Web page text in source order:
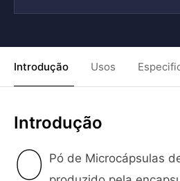
Introdução Usos
Introdução
O Pó de Microcápsulas